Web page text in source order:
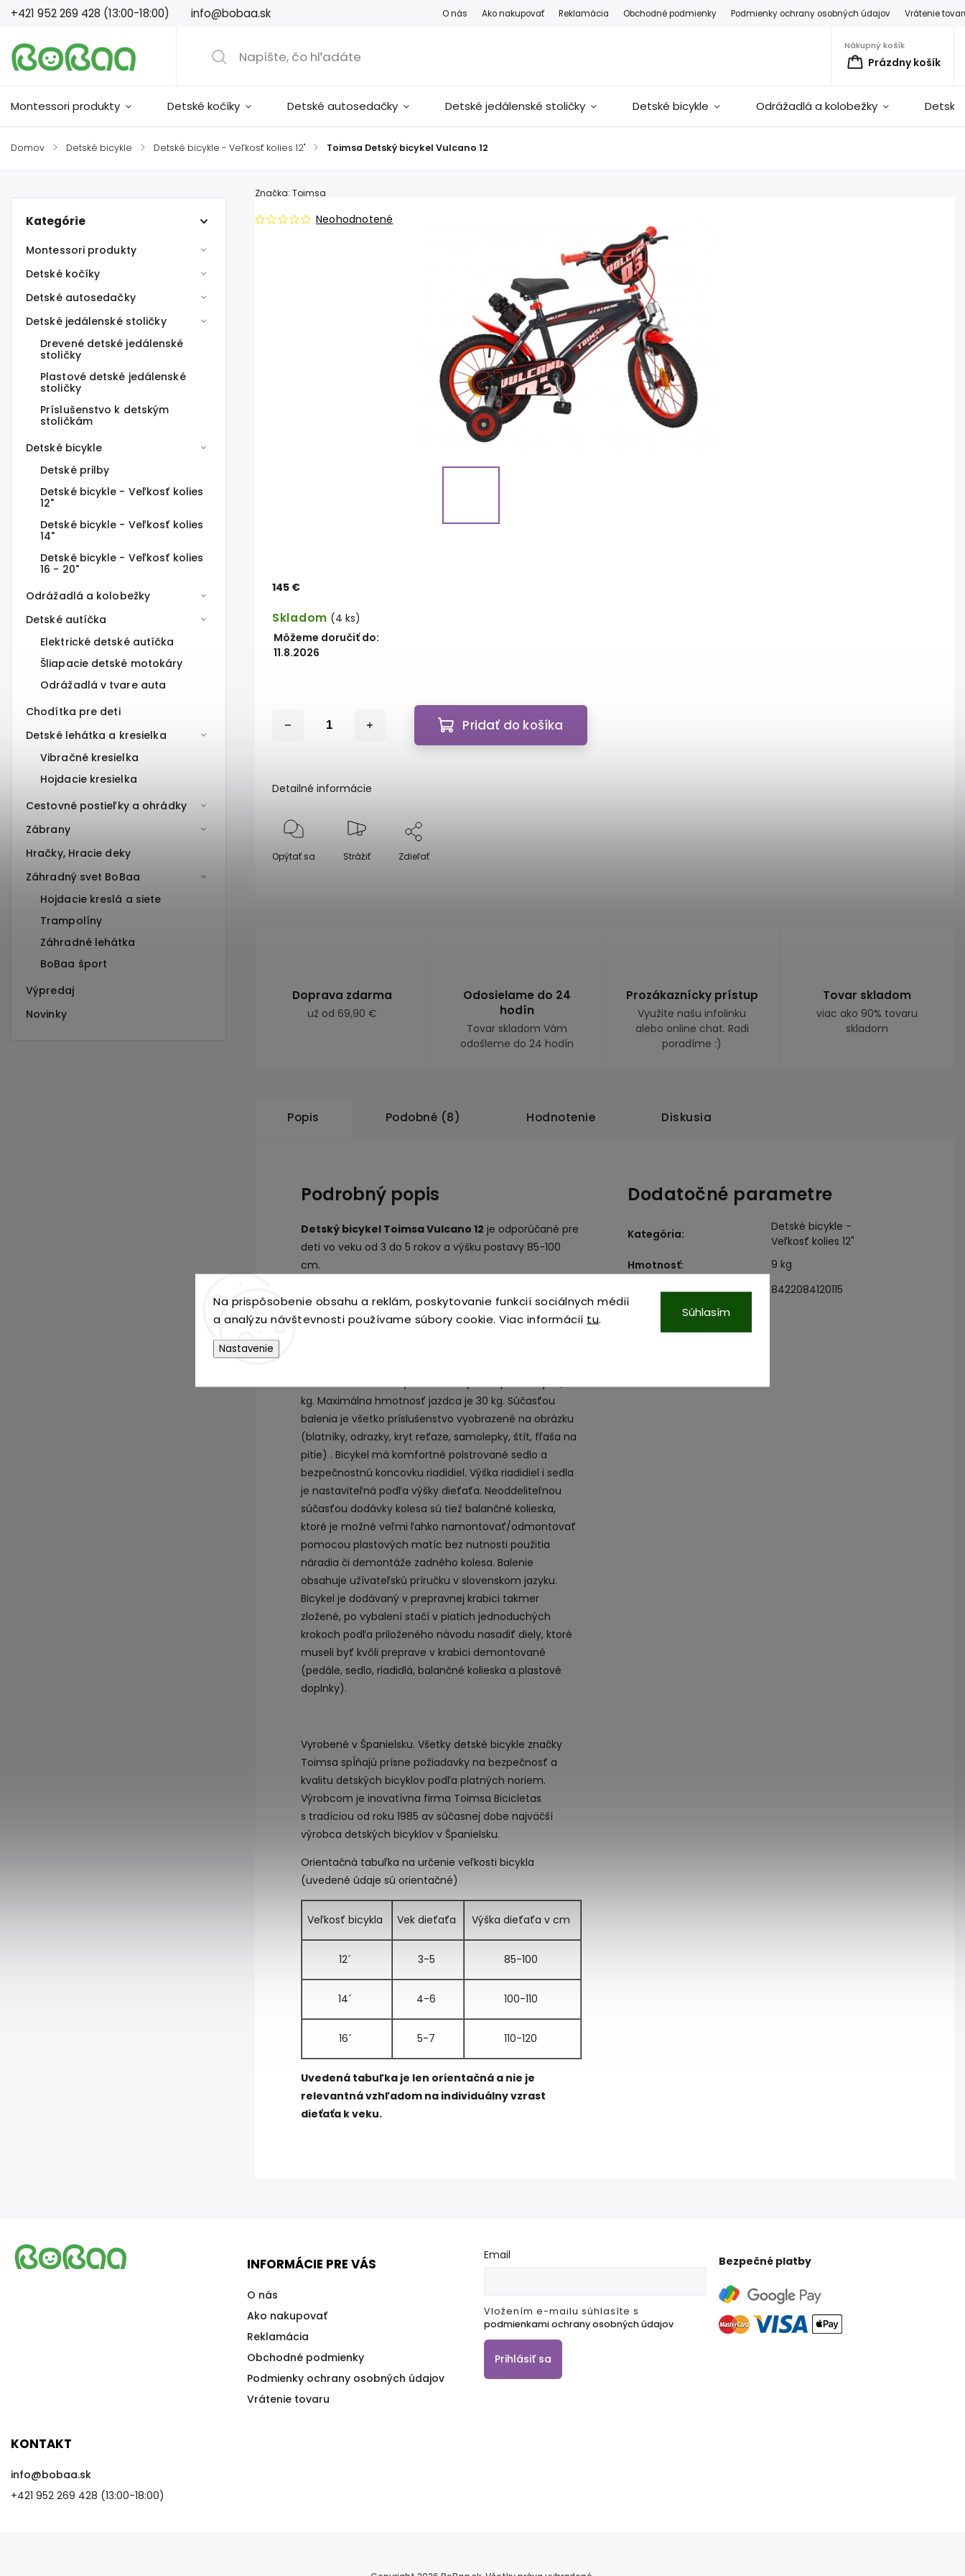
Na prispôsobenie obsahu a reklám, poskytovanie funkcií sociálnych médií
a analýzu návštevnosti používame súbory cookie. Viac informácií tu.
Nastavenie
Súhlasím
+421 952 269 428 (13:00-18:00) info@bobaa.sk O nás Ako nakupovať Reklamácia Obchodné podmienky Podmienky ochrany osobných údajov Vrátenie
Nákupný košík
Prázdny košík
Montessori produkty Detské kočíky Detské autosedačky Detské jedálenské stoličky Detské bicykle Odrážadlá a kolobežky
Domov / Detské bicykle / Detské bicykle - Veľkosť kolies 12" / Toimsa Detský bicykel Vulcano 12
Kategórie
Montessori produkty
Detské kočíky
Detské autosedačky
Detské jedálenské stoličky
Drevené detské jedálenské
stoličky
Plastové detské jedálenské
stoličky
Príslušenstvo k detským
stoličkám
Detské bicykle
Detské prilby
Detské bicykle - Veľkosť kolies
12"
Detské bicykle - Veľkosť kolies
14"
Detské bicykle - Veľkosť kolies
16 - 20"
Odrážadlá a kolobežky
Detské autíčka
Elektrické detské autíčka
Šliapacie detské motokáry
Odrážadlá v tvare auta
Chodítka pre deti
Detské lehátka a kresielka
Vibračné kresielka
Hojdacie kresielka
Cestovné postieľky a ohrádky
Zábrany
Hračky, Hracie deky
Záhradný svet BoBaa
Hojdacie kreslá a siete
Trampolíny
Záhradné lehátka
BoBaa šport
Výpredaj
Novinky
Neohodnotené
Značka: Toimsa
145 €
Skladom (4 ks)
Môžeme doručiť do:
11.8.2026
Pridať do košíka
Detailné informácie
Opýtať sa Strážiť Zdieľať
Doprava zdarma
už od 69,90 €
Odosielame do 24
hodín
Tovar skladom Vám
odošleme do 24 hodín
Prozákaznícky prístup
Využite našu infolinku
alebo online chat. Radi
poradíme :)
Tovar skladom
viac ako 90% tovaru
skladom
Popis Podobné (8) Hodnotenie Diskusia
Podrobný popis
Detský bicykel Toimsa Vulcano 12 je odporúčané pre
deti vo veku od 3 do 5 rokov a výšku postavy 85-100
cm.
Bicykel má 12 palcové nafukovacie kolesá, lakované
kovové ráfiky a dve brzdy, ktoré sa ovládajú páčkami na
riadidlách. Zadné koleso má cvrčka (voľne sa otáča),
ocele. Hmotnosť bicykla so všetkými doplnkami je 9,5
kg. Maximálna hmotnosť jazdca je 30 kg. Súčasťou
balenia je všetko príslušenstvo vyobrazené na obrázku
(blatníky, odrazky, kryt reťaze, samolepky, štít, fľaša na
pitie) . Bicykel má komfortné polstrované sedlo a
bezpečnostnú koncovku riadidiel. Výška riadidiel i sedla
je nastaviteľná podľa výšky dieťaťa. Neoddeliteľnou
súčasťou dodávky kolesa sú tiež balančné kolieska,
ktoré je možné veľmi ľahko namontovať/odmontovať
pomocou plastových matíc bez nutnosti použitia
náradia či demontáže zadného kolesa. Balenie
obsahuje užívateľskú príručku v slovenskom jazyku.
Bicykel je dodávaný v prepravnej krabici takmer
zložené, po vybalení stačí v piatich jednoduchých
krokoch podľa priloženého návodu nasadiť diely, ktoré
museli byť kvôli preprave v krabici demontované
(pedále, sedlo, riadidlá, balančné kolieska a plastové
doplnky).
Vyrobené v Španielsku. Všetky detské bicykle značky
Toimsa spĺňajú prísne požiadavky na bezpečnosť a
kvalitu detských bicyklov podľa platných noriem.
Výrobcom je inovatívna firma Toimsa Bicicletas
s tradíciou od roku 1985 av súčasnej dobe najväčší
výrobca detských bicyklov v Španielsku.
Orientačná tabuľka na určenie veľkosti bicykla
(uvedené údaje sú orientačné)
Veľkosť bicykla Vek dieťaťa Výška dieťaťa v cm
12´ 3-5 85-100
14´ 4-6 100-110
16´ 5-7 110-120
Uvedená tabuľka je len orientačná a nie je
relevantná vzhľadom na individuálny vzrast
dieťaťa k veku.
Dodatočné parametre
Kategória:
Detské bicykle -
Veľkosť kolies 12"
Hmotnosť:
9 kg
8422084120115
INFORMÁCIE PRE VÁS
O nás
Ako nakupovať
Reklamácia
Obchodné podmienky
Podmienky ochrany osobných údajov
Vrátenie tovaru
Email
Vložením e-mailu súhlasíte s
podmienkami ochrany osobných údajov
Prihlásiť sa
Bezpečné platby
KONTAKT
info@bobaa.sk
+421 952 269 428 (13:00-18:00)